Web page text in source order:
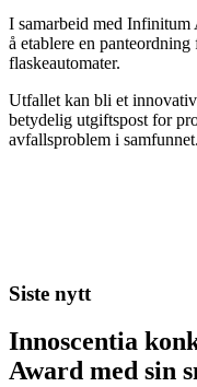
I samarbeid med
å etablere en
flaskeautomater.
Utfallet kan bli et
betydelig utgiftspost for
avfallsproblem i samfunnet.
Siste nytt
Innoscentia
Award med sin